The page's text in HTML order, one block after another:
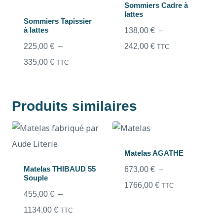
Sommiers Tapissier
à lattes
225,00 € –
335,00 € TTC
Sommiers Cadre à
lattes
138,00 € –
242,00 € TTC
Produits similaires
Matelas THIBAUD 55
Souple
455,00 € –
1134,00 € TTC
Matelas AGATHE
673,00 € –
1766,00 € TTC